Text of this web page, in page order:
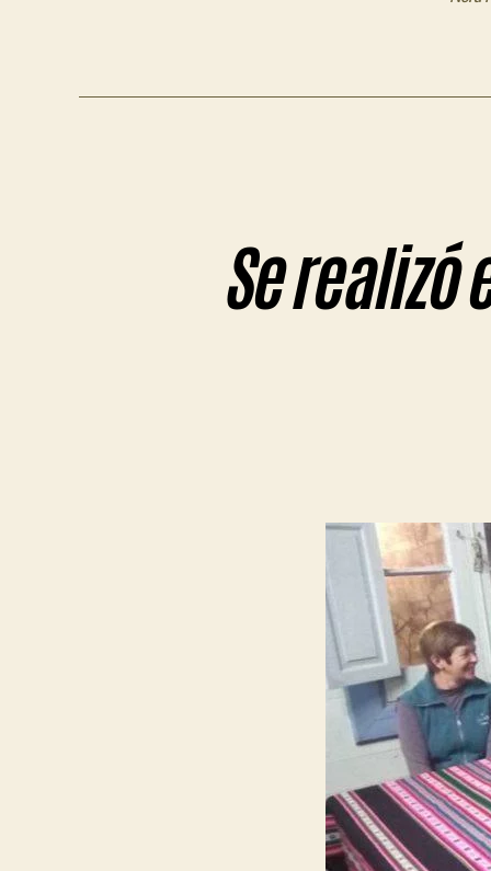
Se realizó